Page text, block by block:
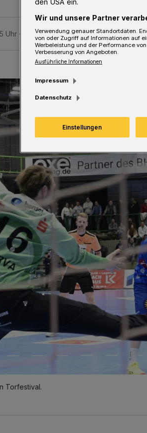
Uhr 2 Minuten Lesezeit
Torfestival.
den USA ein.
Wir und unsere Partner
Verwendung genauer Standortdaten.
von oder Zugriff auf Informationen auf
Werbeleistung und der Performance
Verbesserung von Angeboten.
Ausführliche Informationen
Impressum
Datenschutz
Einstellungen